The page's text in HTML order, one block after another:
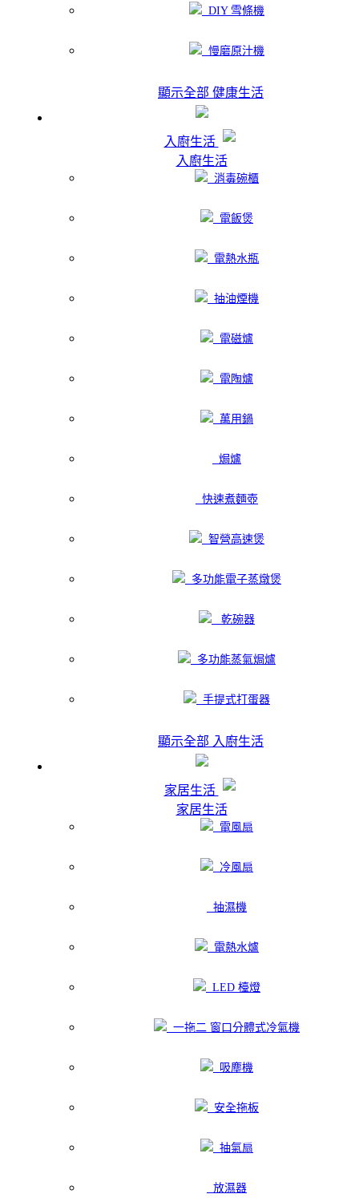
DIY 雪條機
慢磨原汁機
顯示全部 健康生活
入廚生活
入廚生活
消毒碗櫃
電飯煲
電熱水瓶
抽油煙機
電磁爐
電陶爐
萬用鍋
焗爐
快速煮麵壺
智營高速煲
多功能電子蒸燉煲
乾碗器
多功能蒸氣焗爐
手提式打蛋器
顯示全部 入廚生活
家居生活
家居生活
電風扇
冷風扇
抽濕機
電熱水爐
LED 檯燈
一拖二 窗口分體式冷氣機
吸塵機
安全拖板
抽氣扇
放濕器